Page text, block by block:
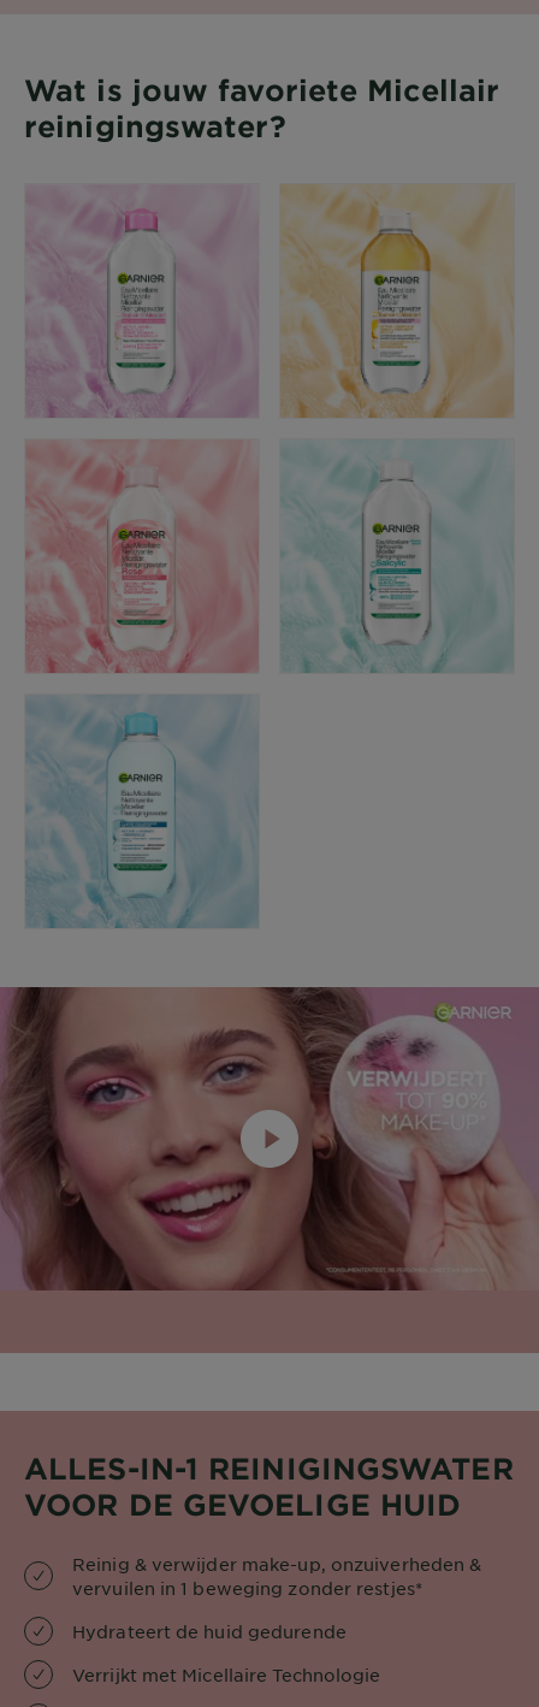
Wat is jouw favoriete Micellair
reinigingswater?
ALLES-IN-1 REINIGINGSWATER
VOOR DE GEVOELIGE HUID​
Reinig & verwijder make-up, onzuiverheden &
vervuilen in 1 beweging zonder restjes*
Hydrateert de huid gedurende
Verrijkt met Micellaire Technologie